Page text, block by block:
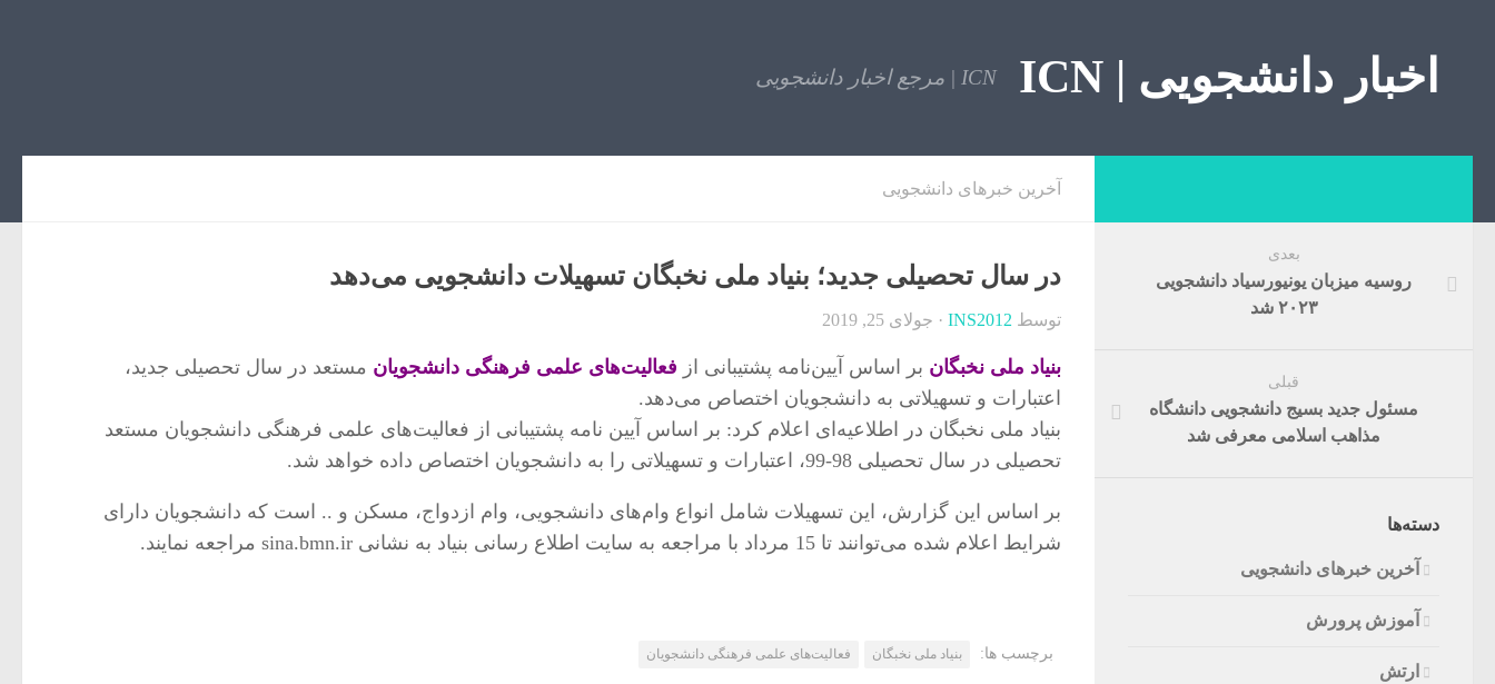
اخبار دانشجویی | ICN ICN | مرجع اخبار دانشجویی
آخرین خبرهای دانشجویی
در سال تحصیلی جدید؛ بنیاد ملی نخبگان تسهیلات دانشجویی می‌دهد
توسط INS2012
· جولای 25, 2019
بنیاد ملی نخبگان بر اساس آیین‌نامه پشتیبانی از فعالیت‌های علمی فرهنگی دانشجویان مستعد در سال تحصیلی جدید،
اعتبارات و تسهیلاتی به دانشجویان اختصاص می‌دهد.
بنیاد ملی نخبگان در اطلاعیه‌ای اعلام کرد: بر اساس آیین نامه پشتیبانی از فعالیت‌های علمی فرهنگی دانشجویان مستعد
تحصیلی در سال تحصیلی 98-99، اعتبارات و تسهیلاتی را به دانشجویان اختصاص داده خواهد شد.
بر اساس این گزارش، این تسهیلات شامل انواع وام‌های دانشجویی، وام ازدواج، مسکن و .. است که دانشجویان دارای
شرایط اعلام شده می‌توانند تا 15 مرداد با مراجعه به سایت اطلاع رسانی بنیاد به نشانی sina.bmn.ir مراجعه نمایند.
برچسب ها: بنیاد ملی نخبگان فعالیت‌های علمی فرهنگی دانشجویان
بعدی
روسیه میزبان یونیورسیاد دانشجویی
۲۰۲۳ شد
قبلی
مسئول جدید بسیج دانشجویی دانشگاه
مذاهب اسلامی معرفی شد
دسته‌ها
آخرین خبرهای دانشجویی
آموزش پرورش
ارتش